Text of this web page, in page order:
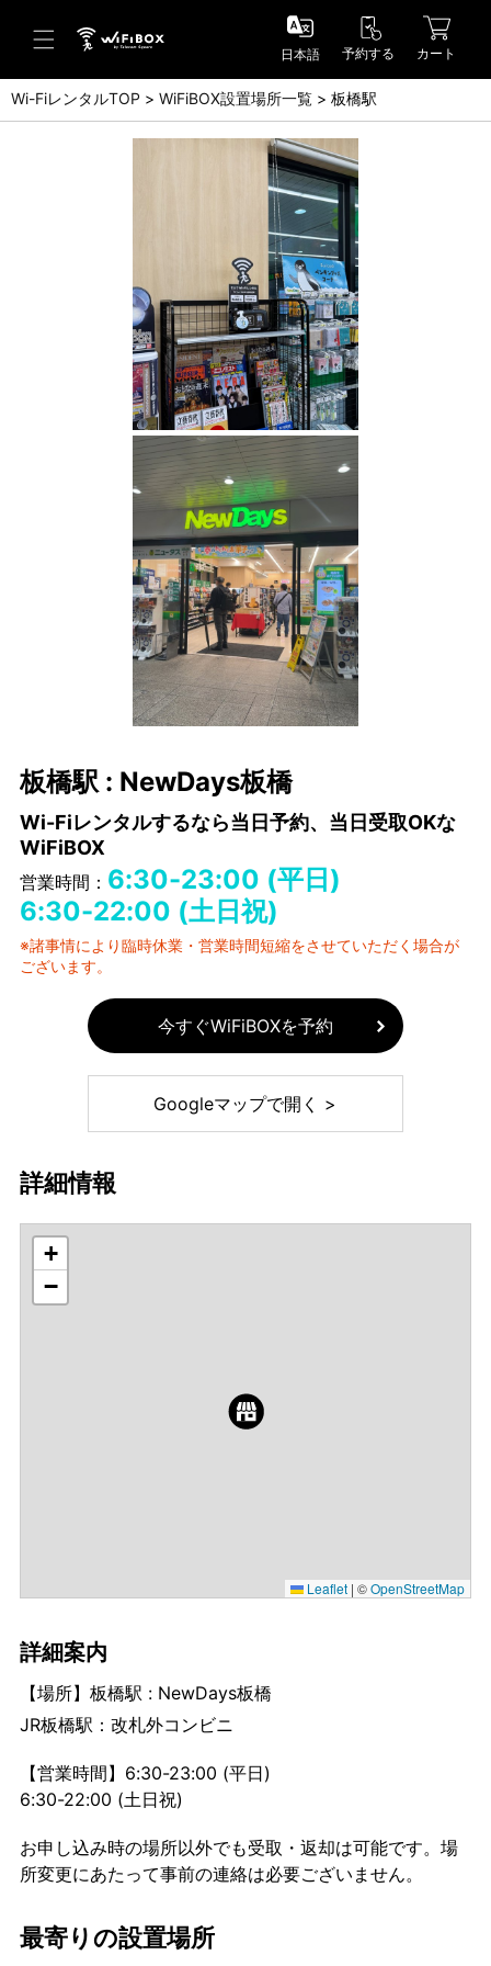
ヘルプ／お問い合わせ
ヘルプセンター(FAQ)(日本語)
Help Center(FAQ)(English)
Inquiry(English)
日本語 予約する カート
Wi-FiレンタルTOP WiFiBOX設置場所一覧 板橋駅
板橋駅 : NewDays板橋
Wi-Fiレンタルするなら当日予約、当日受取OKな
WiFiBOX
営業時間： 6:30-23:00 (平日)
6:30-22:00 (土日祝)
※諸事情により臨時休業・営業時間短縮をさせていただく場合が
ございます。
今すぐWiFiBOXを予約
Googleマップで開く >
詳細情報
+
−
Leaflet | ©OpenStreetMap
詳細案内
【場所】板橋駅 : NewDays板橋
JR板橋駅：改札外コンビニ
【営業時間】6:30-23:00 (平日)
6:30-22:00 (土日祝)
お申し込み時の場所以外でも受取・返却は可能です。場
所変更にあたって事前の連絡は必要ございません。
最寄りの設置場所